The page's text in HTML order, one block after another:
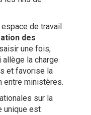
de travail
des
une fois,
la charge
et favorise la
entre ministères.
sur la
unique est